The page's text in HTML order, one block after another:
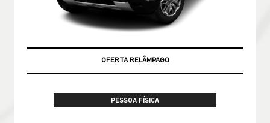
OFERTA RELÂMPAGO
PESSOA FÍSICA